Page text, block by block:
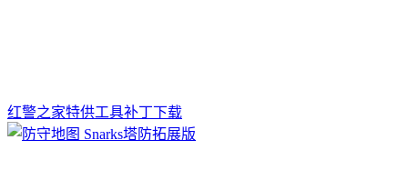
红警之家特供工具补丁下载